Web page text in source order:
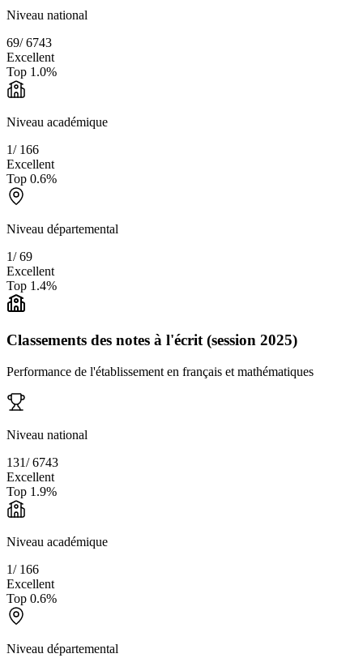
Niveau national
69/6743
Excellent
Top 1.0%
Niveau académique
1/ 166
Excellent
Top 0.6%
Niveau départemental
1/69
Excellent
Top 1.4%
Classements des notes à l'écrit (session 2025)
Performance de l'établissement en français et mathématiques
Niveau national
131/6743
Excellent
Top 1.9%
Niveau académique
1/ 166
Excellent
Top 0.6%
Niveau départemental